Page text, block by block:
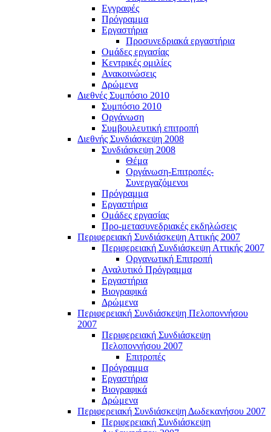
Εγγραφές
Πρόγραμμα
Εργαστήρια
Προσυνεδριακά εργαστήρια
Ομάδες εργασίας
Κεντρικές ομιλίες
Ανακοινώσεις
Δρώμενα
Διεθνές Συμπόσιο 2010
Συμπόσιο 2010
Οργάνωση
Συμβουλευτική επιτροπή
Διεθνής Συνδιάσκεψη 2008
Συνδιάσκεψη 2008
Θέμα
Οργάνωση-Επιτροπές-
Συνεργαζόμενοι
Πρόγραμμα
Εργαστήρια
Ομάδες εργασίας
Προ-μετασυνεδριακές εκδηλώσεις
Περιφερειακή Συνδιάσκεψη Αττικής 2007
Περιφερειακή Συνδιάσκεψη Αττικής 2007
Οργανωτική Επιτροπή
Αναλυτικό Πρόγραμμα
Εργαστήρια
Βιογραφικά
Δρώμενα
Περιφερειακή Συνδιάσκεψη Πελοποννήσου
2007
Περιφερειακή Συνδιάσκεψη
Πελοποννήσου 2007
Επιτροπές
Πρόγραμμα
Εργαστήρια
Βιογραφικά
Δρώμενα
Περιφερειακή Συνδιάσκεψη Δωδεκανήσου 2007
Περιφερειακή Συνδιάσκεψη